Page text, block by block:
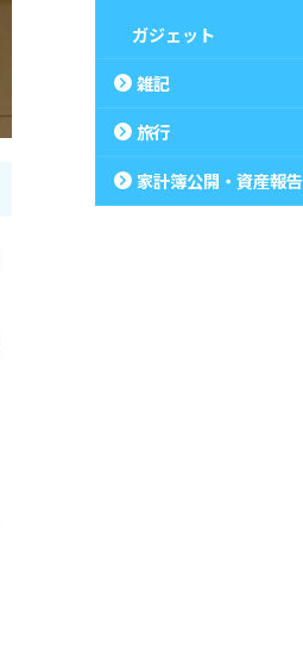
ガジェット
雑記
旅行
家計簿公開・資産報告